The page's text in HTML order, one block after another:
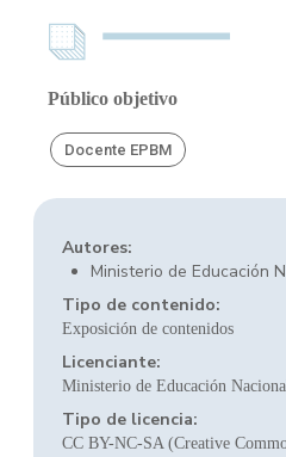
Público objetivo
Docente EPBM
Autores:
Ministerio de Educación
Tipo de contenido:
Exposición de contenidos
Licenciante:
Ministerio de Educación
Tipo de licencia:
CC BY-NC-SA (Creative